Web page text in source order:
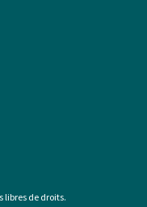
libres de droits.